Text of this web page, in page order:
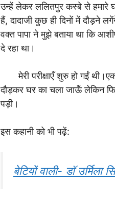
उन्हें लेकर ललितपुर कस्बे से हमारे
हैं, दादाजी कुछ ही दिनों में
वक्त पापा ने मुझे बताया था कि
दे रहा था।
मेरी परीक्षाएँ शुरु हो गईं थी।एक
दौड़कर घर का चला जाऊँ लेकिन
पड़ी।
इस कहानी को भी पढ़ें:
बेटियों वाली- डाॅ